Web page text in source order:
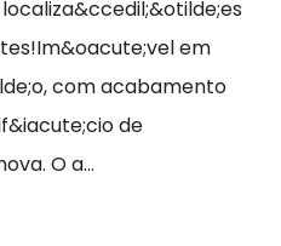
em
com acabamento
de
O a...